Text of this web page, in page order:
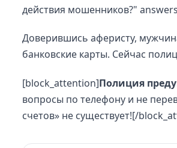
действия мошенников?"
Доверившись аферисту,
банковские карты. Сейчас
[block_attention]Полиция
вопросы по телефону и не
счетов» не существует![/